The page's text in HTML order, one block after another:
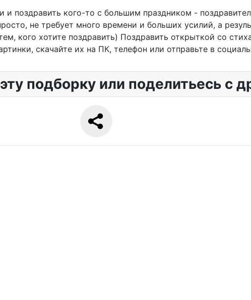
и поздравить кого-то с большим праздником -
не требует много времени и больших усилий, а
кого хотите поздравить) Поздравить открыткой со
скачайте их на ПК, телефон или отправьте в
подборку или поделитьесь с